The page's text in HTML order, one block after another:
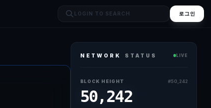
로그인
래 기업들이 스테이블포인트을 기존 금융망에 접목하는
NETWORK STATUS LIVE
BLOCK HEIGHT #50,242
50,242